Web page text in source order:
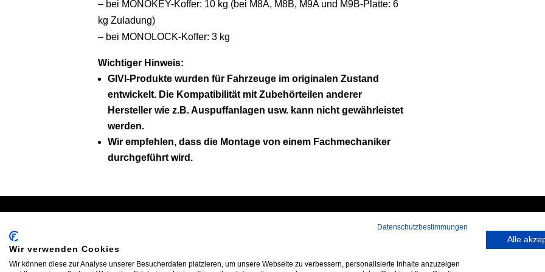
– bei MONOKEY-Koffer: 10 kg (bei M8A, M8B, M9A und M9B-Platte: 6
kg Zuladung)
– bei MONOLOCK-Koffer: 3 kg
Wichtiger Hinweis:
GIVI-Produkte wurden für Fahrzeuge im originalen Zustand
entwickelt. Die Kompatibilität mit Zubehörteilen anderer
Hersteller wie z.B. Auspuffanlagen usw. kann nicht gewährleistet
werden.
Wir empfehlen, dass die Montage von einem Fachmechaniker
durchgeführt wird.
info@bikeshop24.net
Hans-Pinsel-Straße 9a
85540 Haar bei München
Datenschutzbestimmungen
Wir verwenden Cookies
Wir können diese zur Analyse unserer Besucherdaten platzieren, um unsere Webseite zu verbessern, personalisierte Inhalte anzuzeigen
Alle